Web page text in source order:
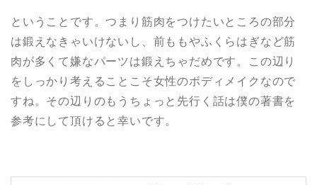
ということです。つまり筋肉をつけたいところの部分
は鍛えなきゃいけないし、前ももやふくらはぎなど筋
肉が多くて嫌なパーツは鍛えちゃだめです。この辺り
をしっかり考えることこそ女性のボディメイクなので
すね。その辺りのもうちょっと先行く話は僕の著書を
参考にして頂けると幸いです。